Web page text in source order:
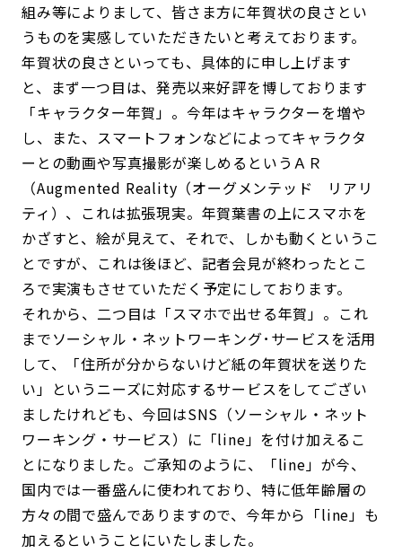
組み等によりまして、皆さま方に年賀状の良さとい
うものを実感していただきたいと考えております。
年賀状の良さといっても、具体的に申し上げます
と、まず一つ目は、発売以来好評を博しております
「キャラクター年賀」。今年はキャラクターを増や
し、また、スマートフォンなどによってキャラクタ
ーとの動画や写真撮影が楽しめるというＡＲ
（Augmented Reality（オーグメンテッド リアリ
ティ）、これは拡張現実。年賀葉書の上にスマホを
かざすと、絵が見えて、それで、しかも動くというこ
とですが、これは後ほど、記者会見が終わったとこ
ろで実演もさせていただく予定にしております。
それから、二つ目は「スマホで出せる年賀」。これ
までソーシャル・ネットワーキング･サービスを活用
して、「住所が分からないけど紙の年賀状を送りた
い」というニーズに対応するサービスをしてござい
ましたけれども、今回はSNS（ソーシャル・ネット
ワーキング・サービス）に「line」を付け加えるこ
とになりました。ご承知のように、「line」が今、
国内では一番盛んに使われており、特に低年齢層の
方々の間で盛んでありますので、今年から「line」も
加えるということにいたしました。